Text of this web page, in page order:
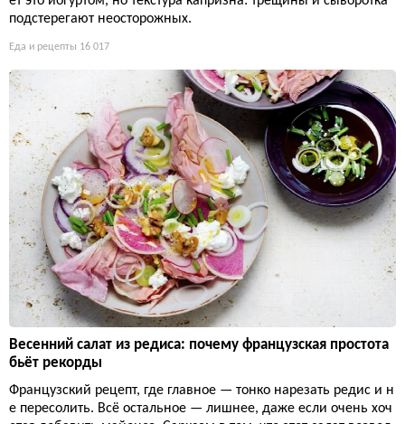
подстерегают неосторожных.
Еда и рецепты 16 017
Весенний салат из редиса: почему французская простота
бьёт рекорды
Французский рецепт, где главное — тонко нарезать редис и н
е пересолить. Всё остальное — лишнее, даже если очень хоч